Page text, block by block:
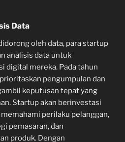
Data
oleh data, para startup
analisis data untuk
digital mereka. Pada tahun
pengumpulan dan
keputusan tepat yang
Startup akan berinvestasi
perilaku pelanggan,
pemasaran, dan
produk. Dengan